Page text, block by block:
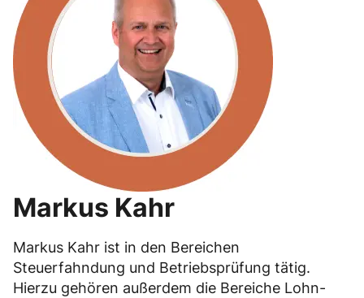
Markus Kahr
Markus Kahr ist in den Bereichen
Steuerfahndung und Betriebsprüfung tätig.
Hierzu gehören außerdem die Bereiche Lohn-